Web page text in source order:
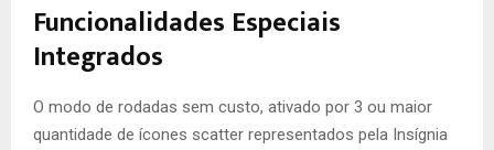
Funcionalidades Especiais
Integrados
O modo de rodadas sem custo, ativado por 3 ou maior
quantidade de ícones scatter representados pela Insígnia